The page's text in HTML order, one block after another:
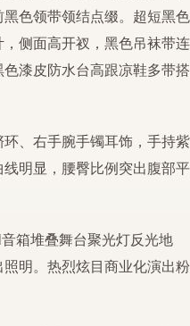
色领带领结点缀。超短黑色
侧面高开衩，黑色吊袜带连
漆皮防水台高跟凉鞋多带搭
、右手腕手镯耳饰，手持紫
明显，腰臀比例突出腹部平
箱堆叠舞台聚光灯反光地
明。热烈炫目商业化演出粉